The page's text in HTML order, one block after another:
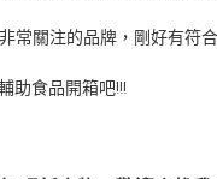
常關注的品牌，剛好有符
助食品開箱吧!!!